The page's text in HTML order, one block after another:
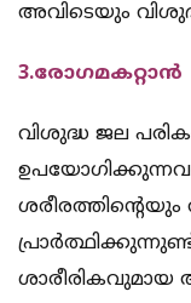
അവിടെയും
3.രോഗമകറ്റാൻ
വിശുദ്ധ ജല